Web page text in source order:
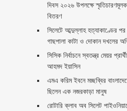
দিবস ২০২৬ উপলক্ষে
বিতরণ ‎ ‎
সিলেটে আব্দুল্লাহ হত্যাকাণ্ডের পর
গাছপালা কাটা ও দোকান দখলের
সিসিক নির্বাচনে স্বতন্ত্র মেয়র
আহমদ ইয়াসিন
এমএ করিম ইবনে মচ্ছব্বির
ছিলেন এক নজরকাড়া মানুষ ‎
রোটারি ক্লাব অব সিলেট